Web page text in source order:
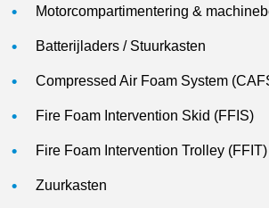
Motorcompartimentering &
Batterijladers / Stuurkasten
Compressed Air Foam System
Fire Foam Intervention Skid (FFIS)
Fire Foam Intervention Trolley (FFIT)
Zuurkasten